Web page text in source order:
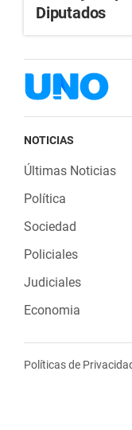
Diputados
NOTICIAS
Últimas Noticias
Política
Sociedad
Policiales
Judiciales
Economia
Políticas de